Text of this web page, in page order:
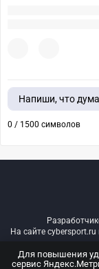
Напиши, что
0 / 1500 символов
На сайте
© ООО
Для повышения
сервис